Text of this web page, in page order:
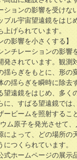
ションの影響を受けな
ブル宇宙望遠鏡をはじ
げられています。
の影響を小さくする】
ンチレーションの影響
発されています。観測
らぎをもとに、形の
の揺らぎを瞬時に除去
望遠鏡をはじめ、多く
に、すばる望遠鏡では
ービームを照射するこ
ム原子を発光させて
によって、どの場所の
つくられています。
式ホームページの展示